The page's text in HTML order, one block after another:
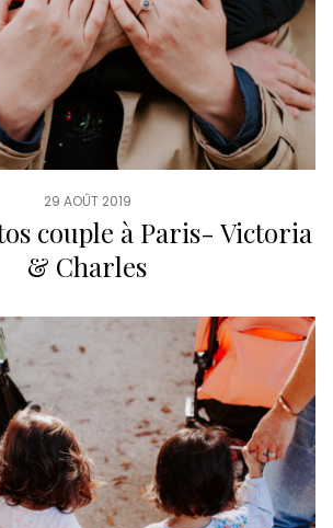
29 AOÛT 2019
couple à Paris- Victoria
& Charles